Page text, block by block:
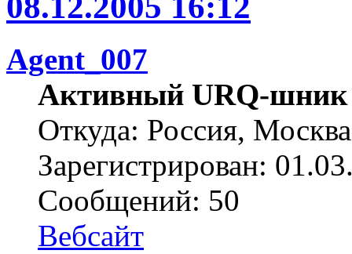
Agent_007
Активный URQ-шник
Откуда: Россия, Москва
Зарегистрирован:
Сообщений: 50
Вебсайт